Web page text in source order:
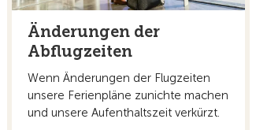
Änderungen der
Abflugzeiten
Wenn Änderungen der Flugzeiten
unsere Ferienpläne zunichte machen
und unsere Aufenthaltszeit verkürzt.